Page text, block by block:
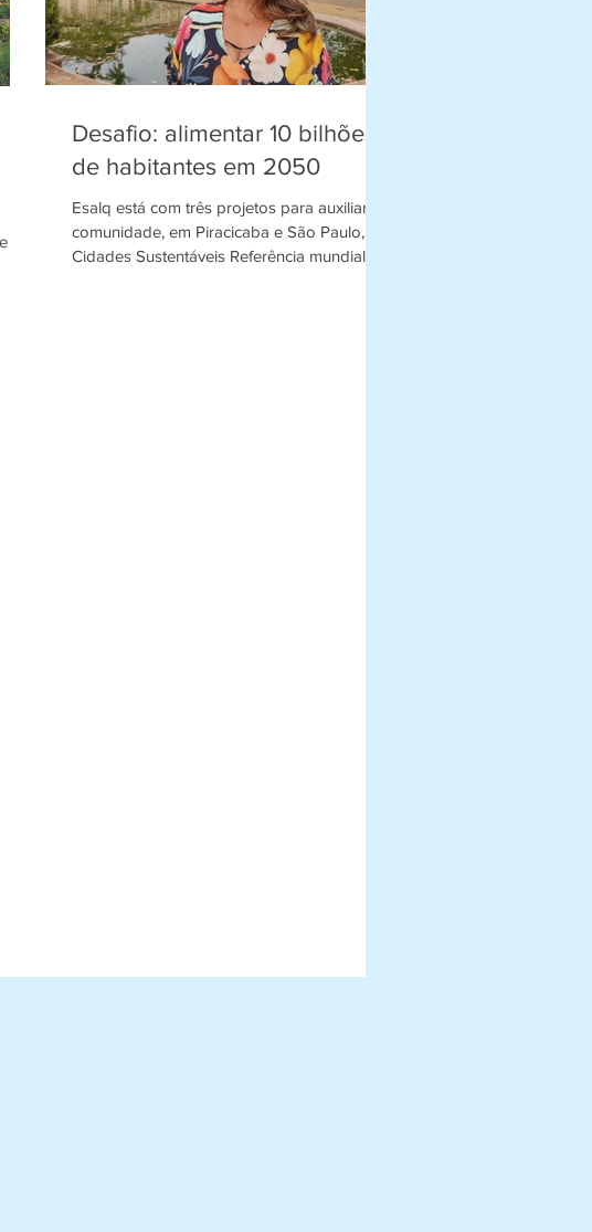
Desafio: alimentar 10 bilhões
de habitantes em 2050
Esalq está com três projetos para auxiliar a
comunidade, em Piracicaba e São Paulo, no
Cidades Sustentáveis Referência mundial